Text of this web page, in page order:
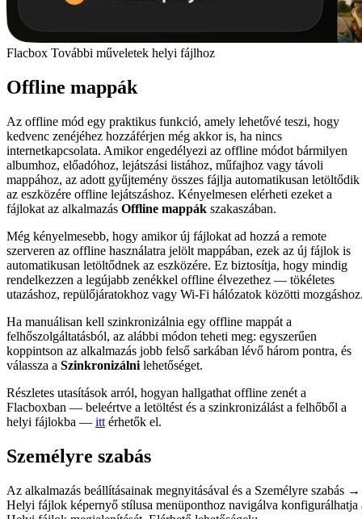
Flacbox További műveletek helyi fájlhoz
Offline mappák
Az offline mód egy praktikus funkció, amely lehetővé teszi, hogy
kedvenc zenéjéhez hozzáférjen még akkor is, ha nincs
internetkapcsolata. Amikor engedélyezi az offline módot bármilyen
albumhoz, előadóhoz, lejátszási listához, műfajhoz vagy távoli
mappához, az adott gyűjtemény összes fájlja automatikusan letöltődik
az eszközére offline lejátszáshoz. Kényelmesen elérheti ezeket a
fájlokat az alkalmazás Offline mappák szakaszában.
Még kényelmesebb, hogy amikor új fájlokat ad hozzá a remote
szerveren az offline használatra jelölt mappában, ezek az új fájlok is
automatikusan letöltődnek az eszközére. Ez biztosítja, hogy mindig
rendelkezzen a legújabb zenékkel offline élvezethez — tökéletes
utazáshoz, repülőjáratokhoz vagy Wi-Fi hálózatok közötti
Ha manuálisan kell szinkronizálnia egy offline mappát a
felhőszolgáltatásból, az alábbi módon teheti meg: egyszerűen
koppintson az alkalmazás jobb felső sarkában lévő három pontra, és
válassza a Szinkronizálni lehetőséget.
Részletes utasítások arról, hogyan hallgathat offline zenét a
Flacboxban — beleértve a letöltést és a szinkronizálást a felhőből a
helyi fájlokba — itt érhetők el.
Személyre szabás
Az alkalmazás beállításainak megnyitásával és a Személyre szabás →
Helyi fájlok képernyő stílusa menüponthoz navigálva konfigurálhatja